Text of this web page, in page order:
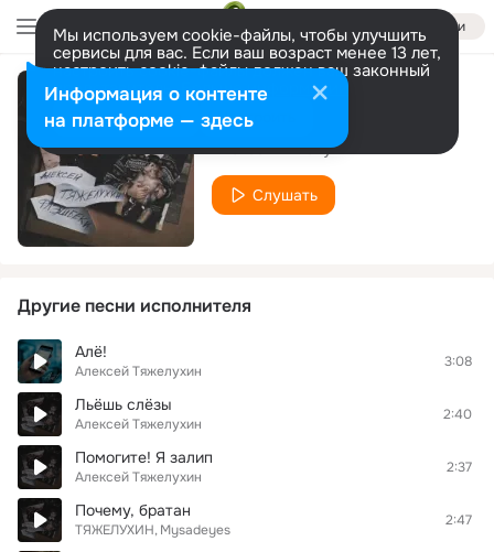
Войти
Мы используем cookie-файлы, чтобы улучшить
сервисы для вас. Если ваш возраст менее 13 лет,
настроить cookie-файлы должен ваш законный
представитель. Больше информации
Разрешить все Настроить
Флэшбеки
Алексей Тяжелухин
Слушать
Другие песни исполнителя
Алё!
Алексей Тяжелухин
3:08
Льёшь слёзы
Алексей Тяжелухин
2:40
Помогите! Я залип
Алексей Тяжелухин
2:37
Почему, братан
ТЯЖЕЛУХИН Mysadeyes
2:47
Информация о контенте
на платформе — здесь